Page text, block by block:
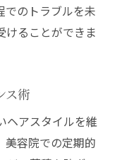
でのトラブルを未
けることができま
ス術
ヘアスタイルを維
美容院での定期的